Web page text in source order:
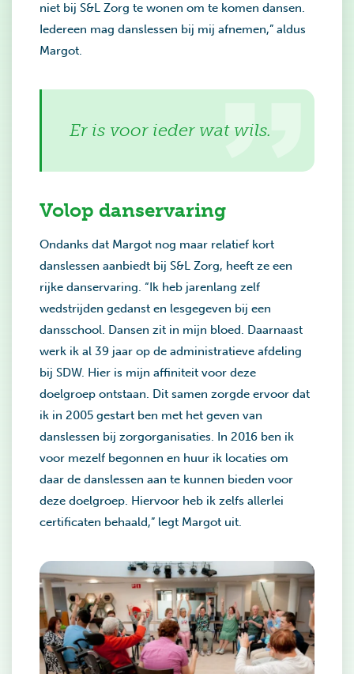
niet bij S&L Zorg te wonen om te komen dansen.
Iedereen mag danslessen bij mij afnemen,” aldus
Margot.
Er is voor ieder wat wils.
Volop danservaring
Ondanks dat Margot nog maar relatief kort
danslessen aanbiedt bij S&L Zorg, heeft ze een
rijke danservaring. “Ik heb jarenlang zelf
wedstrijden gedanst en lesgegeven bij een
dansschool. Dansen zit in mijn bloed. Daarnaast
werk ik al 39 jaar op de administratieve afdeling
bij SDW. Hier is mijn affiniteit voor deze
doelgroep ontstaan. Dit samen zorgde ervoor dat
ik in 2005 gestart ben met het geven van
danslessen bij zorgorganisaties. In 2016 ben ik
voor mezelf begonnen en huur ik locaties om
daar de danslessen aan te kunnen bieden voor
deze doelgroep. Hiervoor heb ik zelfs allerlei
certificaten behaald,” legt Margot uit.